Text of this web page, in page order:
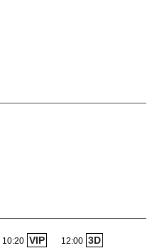
10:20 VIP 12:00 3D